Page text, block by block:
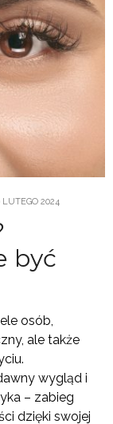
LUTEGO 2024
być
osób,
ale także
wygląd i
– zabieg
dzięki swojej